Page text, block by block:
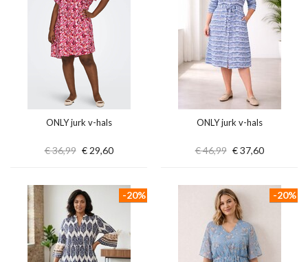
ONLY jurk v-hals
€ 36,99 € 29,60
ONLY jurk v-hals
€ 46,99 € 37,60
-20% -20%